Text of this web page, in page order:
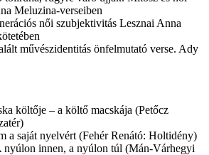
Meluzina-verseiben
női szubjektivitás Lesznai Anna
művészidentitás önfelmutató verse. Ady
költője – a költő macskája (Petőcz
a saját nyelvért (Fehér Renátó: Holtidény)
nyúlon innen, a nyúlon túl (Mán-Várhegyi